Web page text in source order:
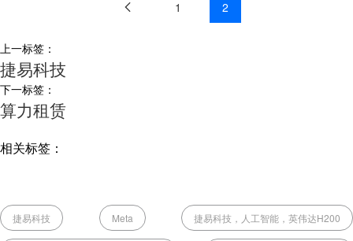
1
2
上一标签：
捷易科技
下一标签：
算力租赁
相关标签：
捷易科技 Meta 捷易科技，人工智能，英伟达H200